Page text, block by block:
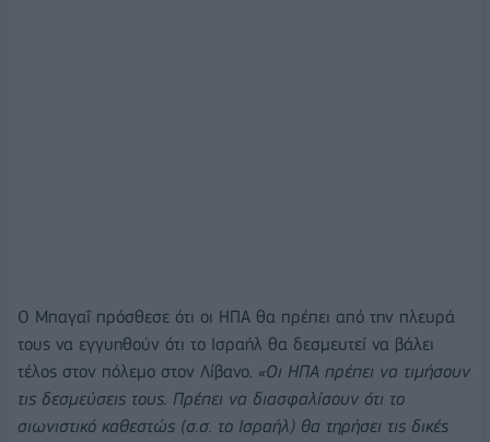
Ο Μπαγαΐ πρόσθεσε ότι οι ΗΠΑ θα πρέπει από την πλευρά
τους να εγγυηθούν ότι το Ισραήλ θα δεσμευτεί να βάλει
τέλος στον πόλεμο στον Λίβανο. «Οι ΗΠΑ πρέπει να τιμήσουν
τις δεσμεύσεις τους. Πρέπει να διασφαλίσουν ότι το
σιωνιστικό καθεστώς (σ.σ. το Ισραήλ) θα τηρήσει τις δικές